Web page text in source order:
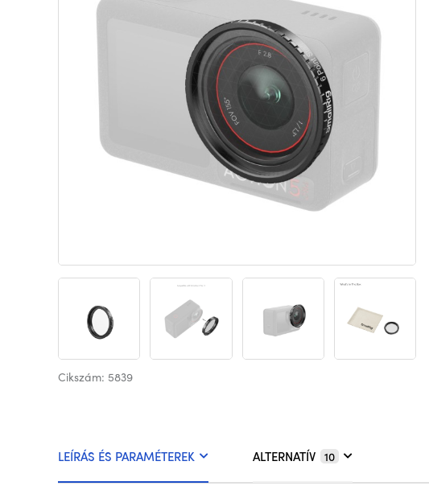
Cikszám: 5839
LEÍRÁS ÉS PARAMÉTEREK ALTERNATÍV 10